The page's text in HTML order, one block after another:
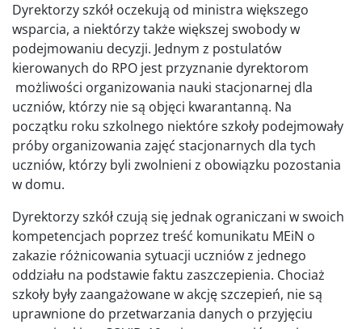
Dyrektorzy szkół oczekują od ministra większego
wsparcia, a niektórzy także większej swobody w
podejmowaniu decyzji. Jednym z postulatów
kierowanych do RPO jest przyznanie dyrektorom
możliwości organizowania nauki stacjonarnej dla
uczniów, którzy nie są objęci kwarantanną. Na
początku roku szkolnego niektóre szkoły podejmowały
próby organizowania zajęć stacjonarnych dla tych
uczniów, którzy byli zwolnieni z obowiązku pozostania
w domu.
Dyrektorzy szkół czują się jednak ograniczani w swoich
kompetencjach poprzez treść komunikatu MEiN o
zakazie różnicowania sytuacji uczniów z jednego
oddziału na podstawie faktu zaszczepienia. Chociaż
szkoły były zaangażowane w akcję szczepień, nie są
uprawnione do przetwarzania danych o przyjęciu